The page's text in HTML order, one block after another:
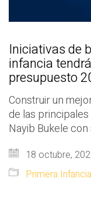
Iniciativas de
infancia
presupuesto
Construir un
de las
Nayib Bukele
18 octubre,
Primera Infancia